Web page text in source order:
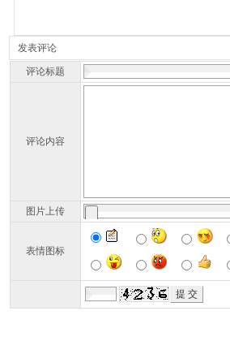
发表评论
评论标题
评论内容
图片上传
表情图标